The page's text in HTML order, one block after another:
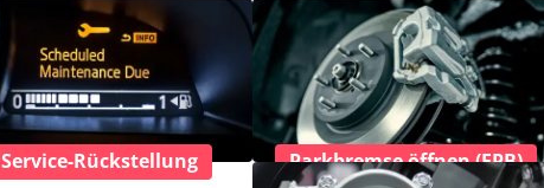
Service-Rückstellung Parkbremse öffnen (EPB)